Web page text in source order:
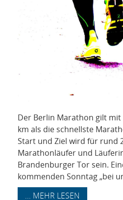
Der Berlin Marathon gilt mit
km als die schnellste
Start und Ziel wird für rund
Marathonläufer und
Brandenburger Tor sein.
kommenden Sonntag „bei
... MEHR LESEN